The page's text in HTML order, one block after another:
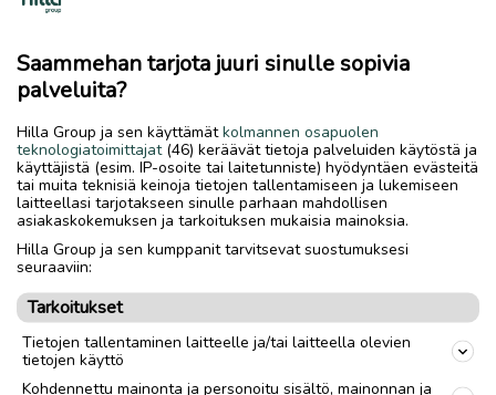
että jokainen voi kuulla ja lukea evankeliumia
on suuri ilonaihe niin kirkollemme kuin koko
maallemmekin, sanoo arkkipiispa
Luoma.
Suomen Pipliaseura on julkaissut
pohjoissaamen käännöksen saamelaisten
kansallispäivänä 6.2.2019 Raamattu.fi-
verkkopalvelussa sekä Piplia-sovelluksessa.
Suora osoite onbiibbal.fi, jossa myös
käyttöliittymä on pohjoissaameksi.
Raamatunkäännös on syntynyt lähes 20
Saammehan tarjota juuri sinulle sopivia
palveluita?
Hilla Group ja sen käyttämätkolmannen osapuolen
teknologiatoimittajat(46) keräävät tietoja palveluiden käytöstä ja
käyttäjistä (esim. IP-osoite tai laitetunniste) hyödyntäen evästeitä
tai muita teknisiä keinoja tietojen tallentamiseen ja lukemiseen
laitteellasi tarjotakseen sinulle parhaan mahdollisen
asiakaskokemuksen ja tarkoituksen mukaisia mainoksia.
Hilla Group ja sen kumppanit tarvitsevat suostumuksesi
seuraaviin:
Tarkoitukset
Tietojen tallentaminen laitteelle ja/tai laitteella olevien
tietojen käyttö
Kohdennettu mainonta ja personoitu sisältö, mainonnan ja